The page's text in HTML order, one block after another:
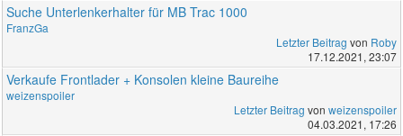
Suche Unterlenkerhalter für MB Trac 1000
FranzGa
Letzter Beitrag von Roby
17.12.2021, 23:07
Verkaufe Frontlader + Konsolen kleine Baureihe
weizenspoiler
Letzter Beitrag von weizenspoiler
04.03.2021, 17:26